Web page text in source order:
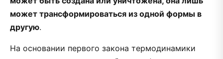
может трансформироваться из одной формы в
другую.
На основании первого закона термодинамики